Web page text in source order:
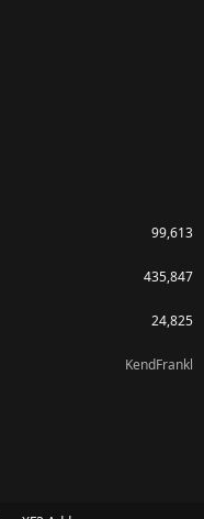
99,613
435,847
24,825
KendFrankl